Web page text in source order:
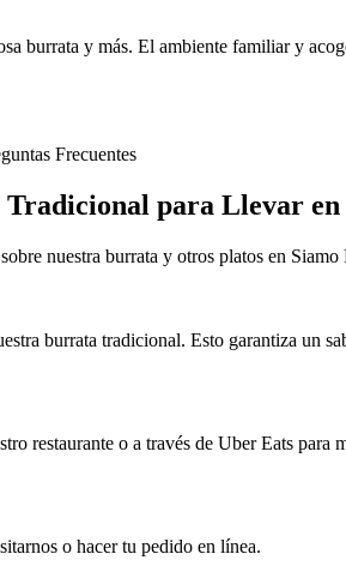
burrata y más. El ambiente familiar y
Frecuentes
para Llevar
nuestra burrata y otros platos en Siamo
burrata tradicional. Esto garantiza un
restaurante o a través de Uber Eats para
o hacer tu pedido en línea.